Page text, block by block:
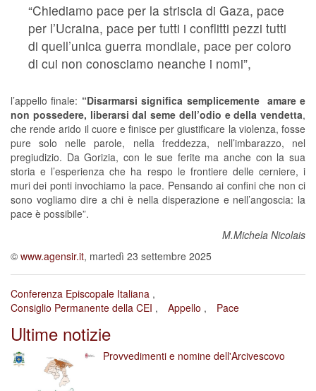
“Chiediamo pace per la striscia di Gaza, pace
per l’Ucraina, pace per tutti i conflitti pezzi tutti
di quell’unica guerra mondiale, pace per coloro
di cui non conosciamo neanche i nomi”,
l’appello finale: “Disarmarsi significa semplicemente amare e
non possedere, liberarsi dal seme dell’odio e della vendetta,
che rende arido il cuore e finisce per giustificare la violenza, fosse
pure solo nelle parole, nella freddezza, nell’imbarazzo, nel
pregiudizio. Da Gorizia, con le sue ferite ma anche con la sua
storia e l’esperienza che ha respo le frontiere delle cerniere, i
muri dei ponti invochiamo la pace. Pensando ai confini che non ci
sono vogliamo dire a chi è nella disperazione e nell’angoscia: la
pace è possibile”.
M.Michela Nicolais
© www.agensir.it, martedì 23 settembre 2025
Conferenza Episcopale Italiana
Consiglio Permanente della CEI
Appello Pace
Ultime notizie
Provvedimenti e nomine dell'Arcivescovo